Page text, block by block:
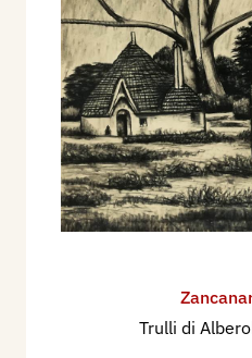
Trulli di